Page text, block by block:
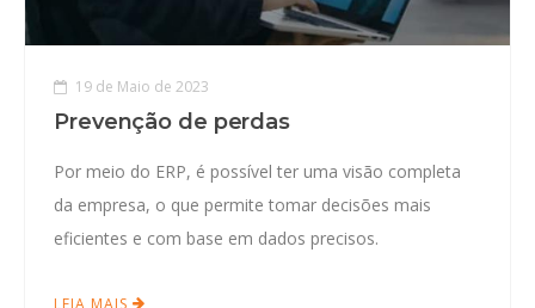
19 de Maio de 2023
Prevenção de perdas
Por meio do ERP, é possível ter uma visão completa
da empresa, o que permite tomar decisões mais
eficientes e com base em dados precisos.
LEIA MAIS